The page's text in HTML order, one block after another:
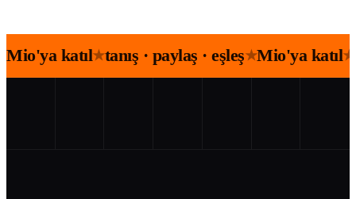
Mio'ya katıl★tanış · paylaş · eşleş★Mio'ya katıl★